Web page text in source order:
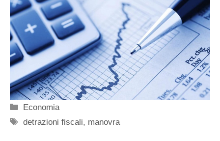
Categorie
Economia
Tag
detrazioni fiscali, manovra